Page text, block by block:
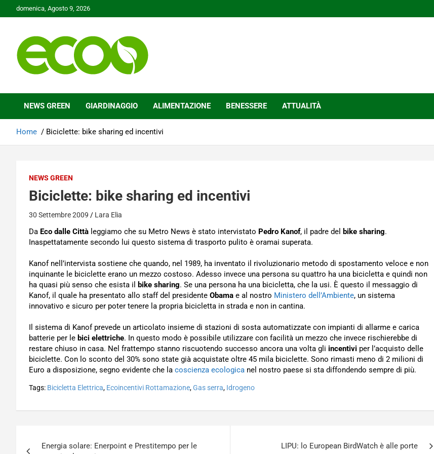
to
domenica, Agosto 9, 2026
Ecoo.it
NEWS GREEN GIARDINAGGIO ALIMENTAZIONE BENESSERE ATTUALITÀ
Home Biciclette: bike sharing ed incentivi
NEWS GREEN
Biciclette: bike sharing ed incentivi
30 Settembre 2009 Lara Elia
Da Eco dalle Città leggiamo che su Metro News è stato intervistato Pedro Kanof, il padre del bike sharing.
Inaspettatamente secondo lui questo sistema di trasporto pulito è oramai superata.
Kanof nell’intervista sostiene che quando, nel 1989, ha inventato il rivoluzionario metodo di spostamento veloce e non
inquinante le biciclette erano un mezzo costoso. Adesso invece una persona su quattro ha una bicicletta e quindi non
ha quasi più senso che esista il
bike sharing. Se una persona ha una bicicletta, che la usi. È questo il messaggio di
Kanof, il quale ha presentato allo staff del presidente Obama e al nostro Ministero dell’Ambiente, un sistema
innovativo e sicuro per poter tenere la propria bicicletta in strada e non in cantina.
Il sistema di Kanof prevede un articolato insieme di stazioni di sosta automatizzate con impianti di allarme e carica
batterie per le bici elettriche. In questo modo è possibile utilizzare con facilità un mezzo che invece rischierebbe di
restare chiuso in casa. Nel frattempo stanno riscuotendo successo ancora una volta gli incentivi per l’acquisto delle
biciclette. Con lo sconto del 30% sono state già acquistate oltre 45 mila biciclette. Sono rimasti meno di 2 milioni di
Euro a disposizione, segno evidente che la coscienza ecologica nel nostro paese si sta diffondendo sempre di più.
Tags: Bicicletta Elettrica, Ecoincentivi Rottamazione,Gas serra, Idrogeno
Energia solare: Enerpoint e Prestitempo per le
LIPU: lo European BirdWatch è alle porte